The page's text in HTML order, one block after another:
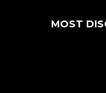
MOST